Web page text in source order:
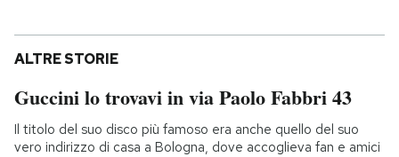
ALTRE STORIE
Guccini lo trovavi in via Paolo Fabbri 43
Il titolo del suo disco più famoso era anche quello del suo
vero indirizzo di casa a Bologna, dove accoglieva fan e amici